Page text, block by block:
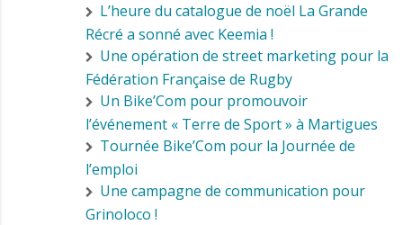
L’heure du catalogue de noël La Grande
Récré a sonné avec Keemia !
Une opération de street marketing pour la
Fédération Française de Rugby
Un Bike’Com pour promouvoir
l’événement « Terre de Sport » à Martigues
Tournée Bike’Com pour la Journée de
l’emploi
Une campagne de communication pour
Grinoloco !